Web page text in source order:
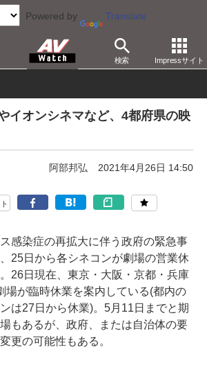
Powered by Translate
検索 Impressサイト
・サービス 映画 映画館・シネコン
イオンシネマなど、4都府県の映
阿部邦弘 2021年4月26日 14:50
感染症の再拡大に伴う政府の緊急事
25日から各シネコンが劇場の営業休
26日現在、東京・大阪・京都・兵庫
場が臨時休業を案内している(都内の
は27日から休業)。5月11日までと期
もあるが、政府、または自治体の要
更の可能性もある。